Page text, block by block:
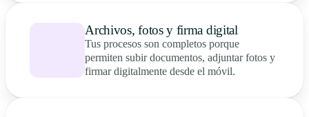
Archivos, fotos y firma digital
Tus procesos son completos porque
permiten subir documentos, adjuntar fotos y
firmar digitalmente desde el móvil.